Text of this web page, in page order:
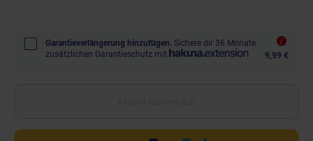
Garantieverlängerung hinzufügen. Sichere dir 36 Monate
zusätzlichen Garantieschutz mit
9,99 €